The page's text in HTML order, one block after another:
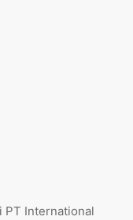
PT International